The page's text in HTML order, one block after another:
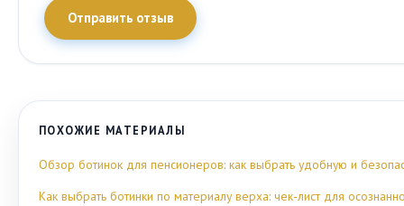
Отправить отзыв
ПОХОЖИЕ МАТЕРИАЛЫ
Обзор ботинок для пенсионеров: как выбрать удобную и
Как выбрать ботинки по материалу верха: чек-лист для